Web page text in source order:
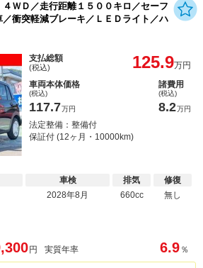
Ｄ／走行距離１５００キロ／セーフ
衝突軽減ブレーキ／ＬＥＤライト／ハ
支払総額
(税込) 125.9万円
車両本体価格
(税込)
117.7万円
諸費用
(税込)
8.2万円
法定整備：整備付
保証付 (12ヶ月・10000km)
車検
2028年8月
排気
660cc
修復
無し
円 実質年率 6.9 ％